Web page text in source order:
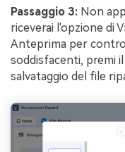
Passaggio 3: Non
riceverai l'opzione di
Anteprima per
soddisfacenti, premi
salvataggio del file